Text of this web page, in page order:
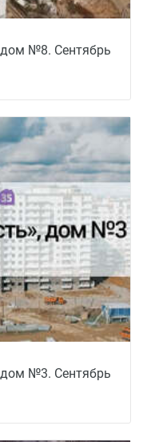
№8. Сентябрь
№3. Сентябрь